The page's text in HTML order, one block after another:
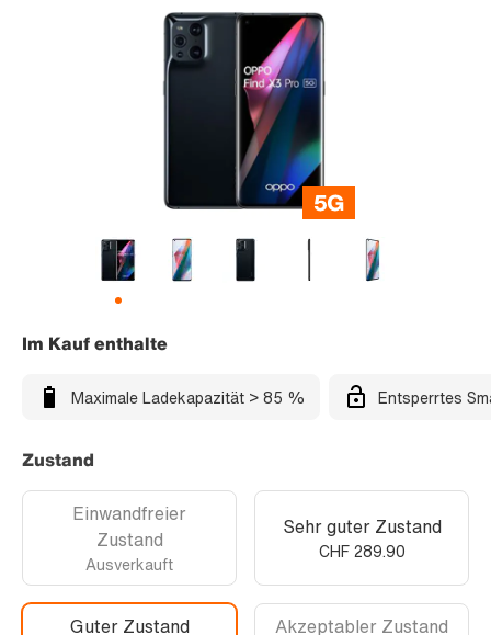
Im Kauf enthalte
Maximale Ladekapazität > 85 % Entsperrtes
Zustand
Einwandfreier
Zustand
Ausverkauft
Sehr guter Zustand
CHF 289.90
Guter Zustand Akzeptabler Zustand